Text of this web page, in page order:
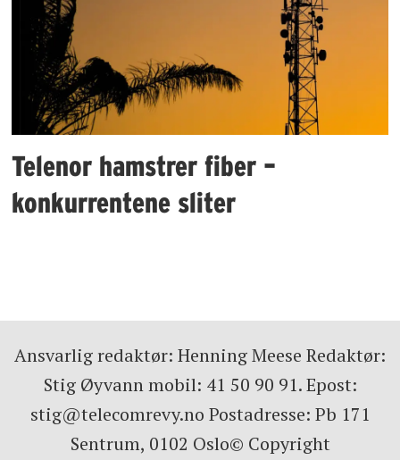
Telenor hamstrer fiber –
konkurrentene sliter
Ansvarlig redaktør: Henning Meese Redaktør:
Stig Øyvann mobil: 41 50 90 91. Epost:
stig@telecomrevy.no Postadresse: Pb 171
Sentrum, 0102 Oslo© Copyright